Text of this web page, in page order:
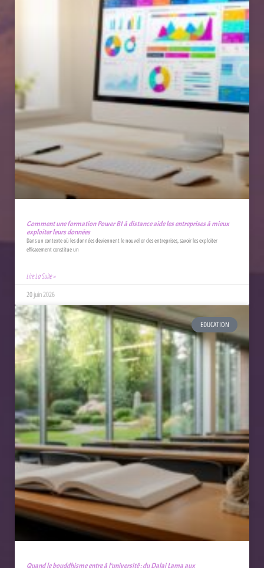
Comment une formation Power BI à distance aide les entreprises à mieux
exploiter leurs données
Dans un contexte où les données deviennent le nouvel or des entreprises, savoir les exploiter
efficacement constitue un
Lire La Suite »
20 juin 2026
EDUCATION
Quand le bouddhisme entre à l’université : du Dalai Lama aux